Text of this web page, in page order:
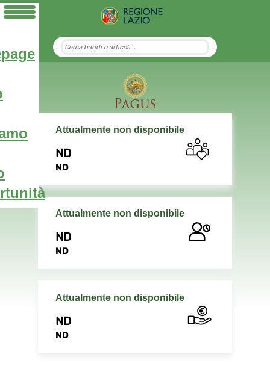
Attualmente non disponibile
ND
ND
Attualmente non disponibile
ND
ND
Attualmente non disponibile
ND
ND